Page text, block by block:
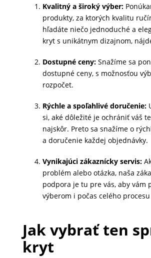
KANCELÁRIA
OUTDOOR
Kvalitný a široký výber:
produkty, za ktorých kvalitu
hľadáte niečo jednoduché a
kryt s unikátnym dizajnom,
Dostupné ceny:Snažíme sa
dostupné ceny, s možnosťou
rozpočet.
Rýchle a spoľahlivé doručenie:
si, aké dôležité je ochrániť váš
najskôr. Preto sa snažíme o
a doručenie každej objednávky.
Vynikajúci zákaznícky servis:
problém alebo otázka, naša
podpora je tu pre vás, aby vám
výberom i počas celého
Jak vybrať ten
kryt